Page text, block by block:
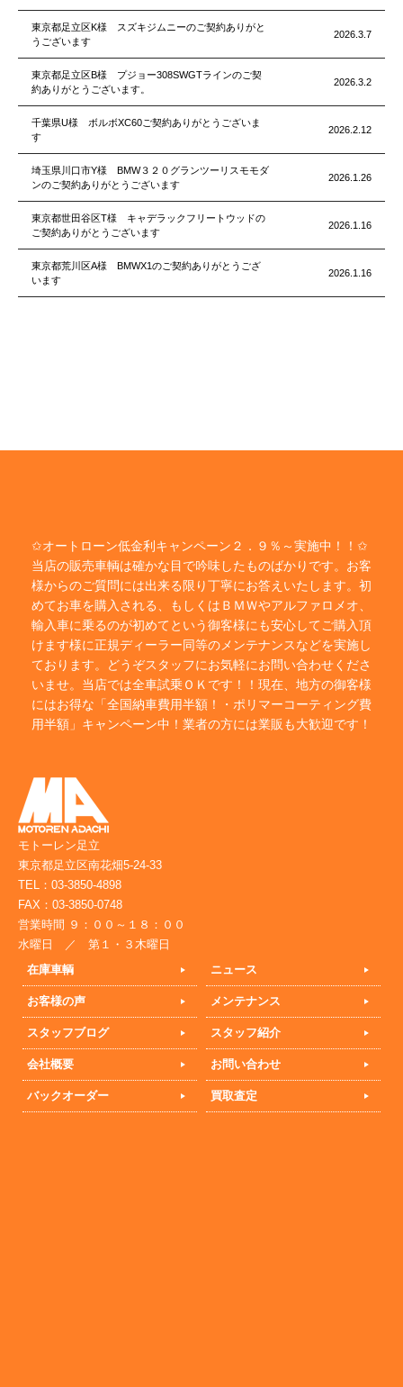
東京都足立区K様 スズキジムニーのご契約ありがと
うございます
2026.3.7
東京都足立区B様 プジョー308SWGTラインのご契
約ありがとうございます。
2026.3.2
千葉県U様 ボルボXC60ご契約ありがとうございま
す
2026.2.12
埼玉県川口市Y様 BMW３２０グランツーリスモモダ
ンのご契約ありがとうございます
2026.1.26
東京都世田谷区T様 キャデラックフリートウッドの
ご契約ありがとうございます
2026.1.16
東京都荒川区A様 BMWX1のご契約ありがとうござ
います
2026.1.16
✩オートローン低金利キャンペーン２．９％～実施中！！✩
当店の販売車輌は確かな目で吟味したものばかりです。お客
様からのご質問には出来る限り丁寧にお答えいたします。初
めてお車を購入される、もしくはＢＭＷやアルファロメオ、
輸入車に乗るのが初めてという御客様にも安心してご購入頂
けます様に正規ディーラー同等のメンテナンスなどを実施し
ております。どうぞスタッフにお気軽にお問い合わせくださ
いませ。当店では全車試乗ＯＫです！！現在、地方の御客様
にはお得な「全国納車費用半額！・ポリマーコーティング費
用半額」キャンペーン中！業者の方には業販も大歓迎です！
モトーレン足立
東京都足立区南花畑5-24-33
TEL：03-3850-4898
FAX：03-3850-0748
営業時間 ９：００～１８：００
水曜日 ／ 第１・３木曜日
在庫車輌
ニュース
お客様の声 メンテナンス
スタッフブログ スタッフ紹介
会社概要 お問い合わせ
バックオーダー 買取査定